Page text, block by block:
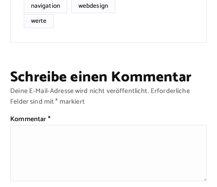
navigation
webdesign
werte
Schreibe einen Kommentar
Deine E-Mail-Adresse wird nicht veröffentlicht. Erforderliche
Felder sind mit*markiert
Kommentar*